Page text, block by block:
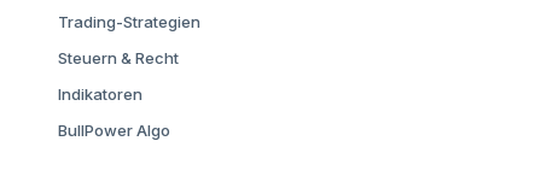
Trading-Strategien
Steuern & Recht
Indikatoren
BullPower Algo